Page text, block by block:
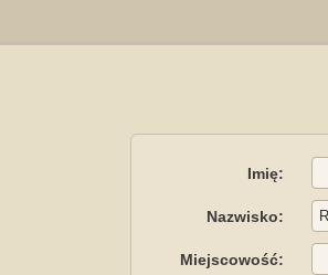
Imię:
Nazwisko:
Miejscowość: